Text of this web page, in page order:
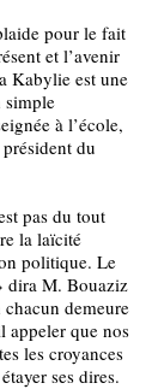
pour le fait
et l’avenir
Kabylie est une
simple
à l’école,
du
pas du tout
la laïcité
politique. Le
dira M. Bouaziz
demeure
appeler que nos
les croyances
ses dires.